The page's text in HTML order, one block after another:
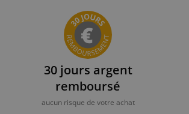
30 jours argent
remboursé
aucun risque de votre achat